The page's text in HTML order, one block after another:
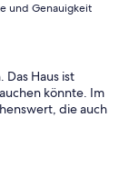
und Genauigkeit
Haus ist
könnte. Im
die auch